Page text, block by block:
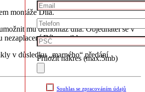
montáže Díla.
mu demontáž díla. Objednatel se v
nezaplacení Díla vznikla.
v důsledku „marného“ předání
Přiložit nákres (max.5mb)
Souhlas se zpracováním údajů